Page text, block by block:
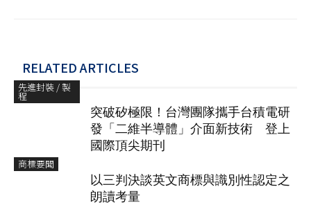
RELATED ARTICLES
先進封裝 / 製
程
突破矽極限！台灣團隊攜手台積電研
發「二維半導體」介面新技術 登上
國際頂尖期刊
商標要聞
以三判決談英文商標與識別性認定之
朗讀考量